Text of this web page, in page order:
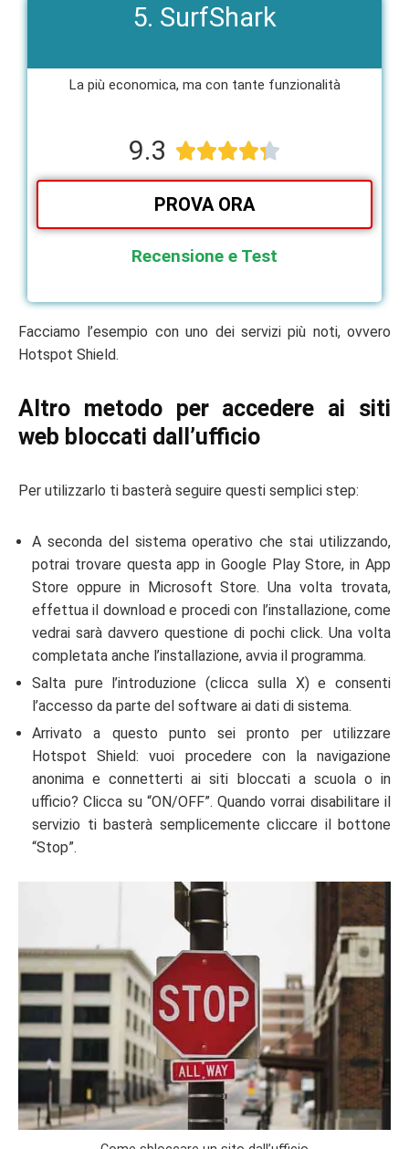
5. SurfShark
La più economica, ma con tante funzionalità​
9.3 
PROVA ORA
Recensione e Test
Facciamo l’esempio con uno dei servizi più noti, ovvero
Hotspot Shield.
Altro metodo per accedere ai siti
web bloccati dall’ufficio
Per utilizzarlo ti basterà seguire questi semplici step:
A seconda del sistema operativo che stai utilizzando,
potrai trovare questa app in Google Play Store, in App
Store oppure in Microsoft Store. Una volta trovata,
effettua il download e procedi con l’installazione, come
vedrai sarà davvero questione di pochi click. Una volta
completata anche l’installazione, avvia il programma.
Salta pure l’introduzione (clicca sulla X) e consenti
l’accesso da parte del software ai dati di sistema.
Arrivato a questo punto sei pronto per utilizzare
Hotspot Shield: vuoi procedere con la navigazione
anonima e connetterti ai siti bloccati a scuola o in
ufficio? Clicca su “ON/OFF”. Quando vorrai disabilitare il
servizio ti basterà semplicemente cliccare il bottone
“Stop”.